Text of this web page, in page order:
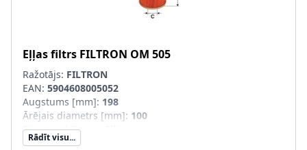
Eļļas filtrs FILTRON OM 505
Ražotājs: FILTRON
EAN: 5904608005052
Augstums [mm]: 198
Ārējais diametrs [mm]: 100
Filtra izpildījums
Iekšējais diametrs 1 [mm]
Rādīt visu...